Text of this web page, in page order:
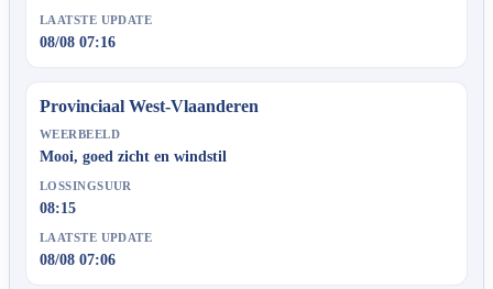
LAATSTE UPDATE
08/08 07:16
Provinciaal West-Vlaanderen
WEERBEELD
Mooi, goed zicht en windstil
LOSSINGSUUR
08:15
LAATSTE UPDATE
08/08 07:06